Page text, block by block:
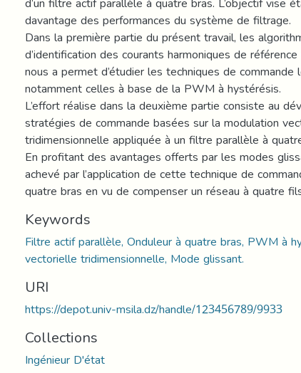
davantage des performances du système de filtrage.
Dans la première partie du présent travail, les
d’identification des courants harmoniques de
nous a permet d’étudier les techniques de
notamment celles à base de la PWM à hystérésis.
L’effort réalise dans la deuxième partie consiste au
stratégies de commande basées sur la modulation
tridimensionnelle appliquée à un filtre parallèle à
En profitant des avantages offerts par les modes
achevé par l’application de cette technique de
quatre bras en vu de compenser un réseau à quatre
Keywords
Filtre actif parallèle, Onduleur à quatre bras, PWM à
vectorielle tridimensionnelle, Mode glissant.
URI
https://depot.univ-msila.dz/handle/123456789/9933
Collections
Ingénieur D'état